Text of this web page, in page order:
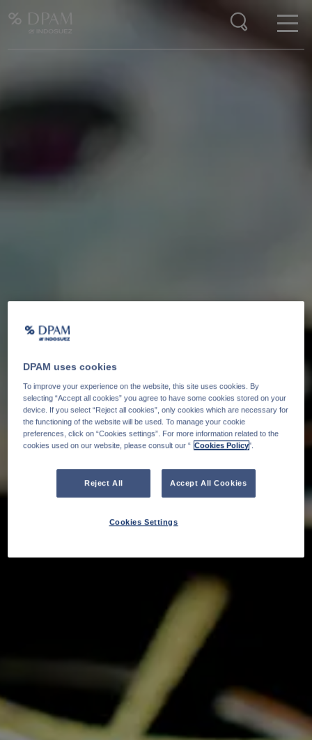
DPAM uses cookies
To improve your experience on the website, this site uses cookies. By
selecting “Accept all cookies” you agree to have some cookies stored on your
device. If you select “Reject all cookies”, only cookies which are necessary for
the functioning of the website will be used. To manage your cookie
preferences, click on “Cookies settings”. For more information related to the
cookies used on our website, please consult our “ Cookies Policy".
Reject All Accept All Cookies
Cookies Settings